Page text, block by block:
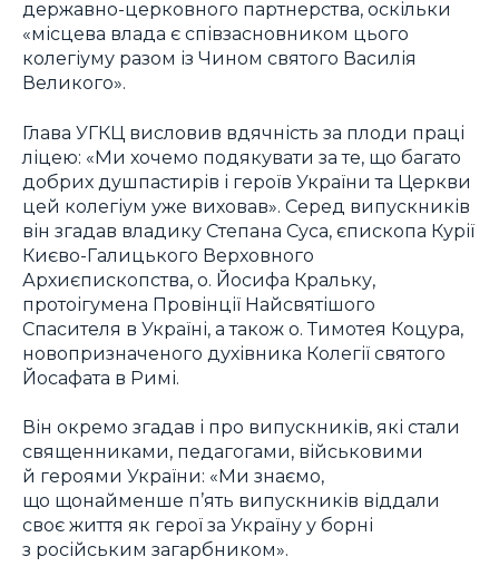
державно-церковного партнерства, оскільки
«місцева влада є співзасновником цього
колегіуму разом із Чином святого Василія
Великого».
Глава УГКЦ висловив вдячність за плоди праці
ліцею: «Ми хочемо подякувати за те, що багато
добрих душпастирів і героїв України та Церкви
цей колегіум уже виховав». Серед випускників
він згадав владику Степана Суса, єпископа Курії
Києво-Галицького Верховного
Архиєпископства, о. Йосифа Кральку,
протоігумена Провінції Найсвятішого
Спасителя в Україні, а також о. Тимотея Коцура,
новопризначеного духівника Колегії святого
Йосафата в Римі.
Він окремо згадав і про випускників, які стали
священниками, педагогами, військовими
й героями України: «Ми знаємо,
що щонайменше п’ять випускників віддали
своє життя як герої за Україну у борні
з російським загарбником».